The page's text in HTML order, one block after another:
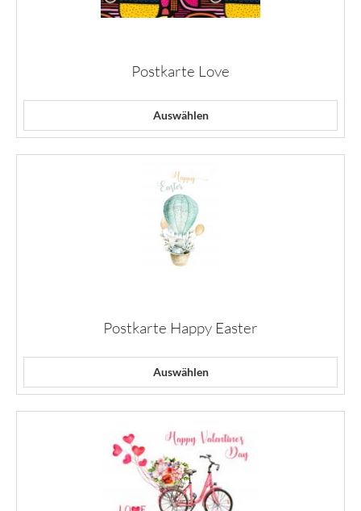
Postkarte Love
Auswählen
Postkarte Happy Easter
Auswählen